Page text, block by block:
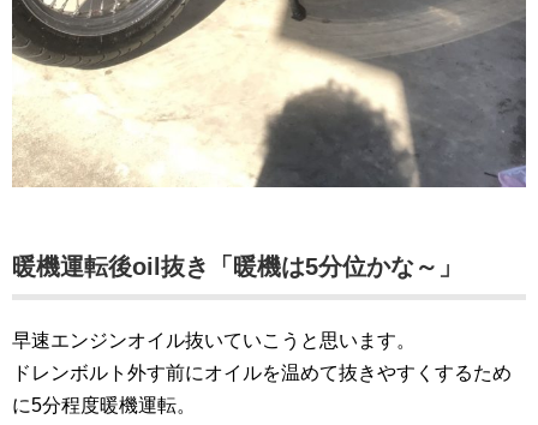
暖機運転後oil抜き「暖機は5分位かな～」
早速エンジンオイル抜いていこうと思います。
ドレンボルト外す前にオイルを温めて抜きやすくするため
に5分程度暖機運転。